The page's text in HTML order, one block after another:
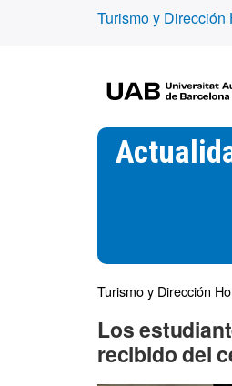
Turismo y Dirección
Turismo y Dirección
Los
recibido del